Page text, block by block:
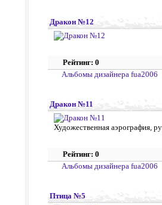
Дракон №12
Рейтинг: 0
Альбомы дизайнера fua2006
Дракон №11
Художественная аэрография,
Рейтинг: 0
Альбомы дизайнера fua2006
Птица №5